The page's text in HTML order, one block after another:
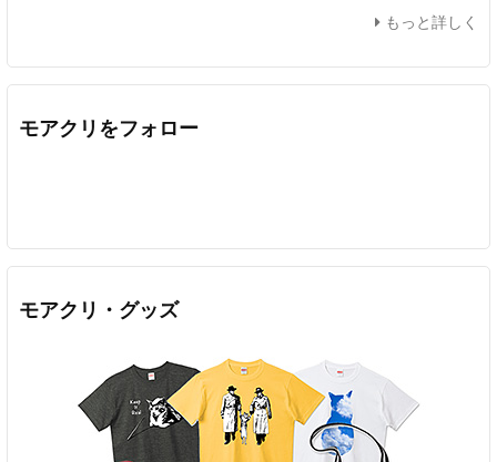
もっと詳しく
モアクリをフォロー
モアクリ・グッズ